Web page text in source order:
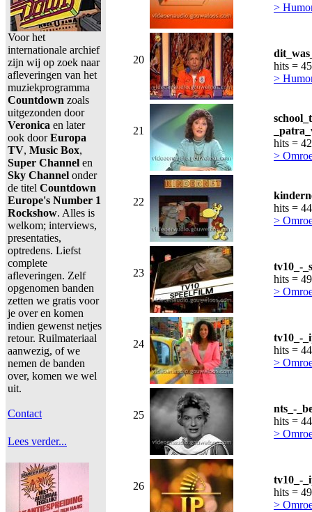
Voor het
internationale archief
zijn wij op zoek naar
afleveringen van het
muziekprogramma
Countdown zoals
uitgezonden door
Veronica en later
ook doorEuropa
TV, Music Box,
Super Channel en
Sky Channel onder
de titel Countdown
Europe's Number 1
Rockshow. Alles is
welkom; interviews,
presentaties,
optredens. Liefst
complete
afleveringen. Zelf
opgenomen banden
zetten we gratis voor
je over en komen
indien gewenst netjes
retour. Ruilmateriaal
aanwezig, of we
nemen de banden
over, komen we wel
uit.
Contact
Lees verder...
>
20
hits =
>
21
hits =
>
22
hits =
>
23
tv10_-
hits =
>
24
tv10_-
hits =
>
25
nts_-
hits =
>
26
tv10_-
hits =
>